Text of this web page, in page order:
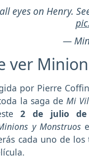
all eyes on Henry.
—
ver
por Pierre
la saga deMi
2 de julio de
y Monstruos
cada uno de